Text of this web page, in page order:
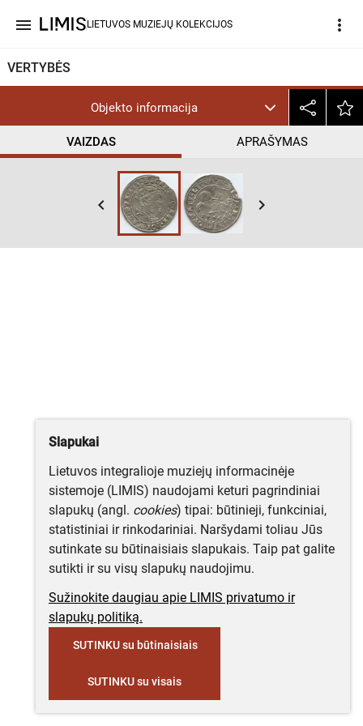
menu LIETUVOS MUZIEJŲ KOLEKCIJOS more_vert
VERTYBĖS
Objekto informacija
VAIZDAS APRAŠYMAS
keyboard_arrow_left keyboard_arrow_right
Slapukai
Lietuvos integralioje muziejų informacinėje
sistemoje (LIMIS) naudojami keturi pagrindiniai
slapukų (angl. cookies) tipai: būtinieji, funkciniai,
statistiniai ir rinkodariniai. Naršydami toliau Jūs
sutinkate su būtinaisiais slapukais. Taip pat galite
sutikti ir su visų slapukų naudojimu.
Sužinokite daugiau apie LIMIS privatumo ir
slapukų politiką.
SUTINKU su būtinaisiais
SUTINKU su visais